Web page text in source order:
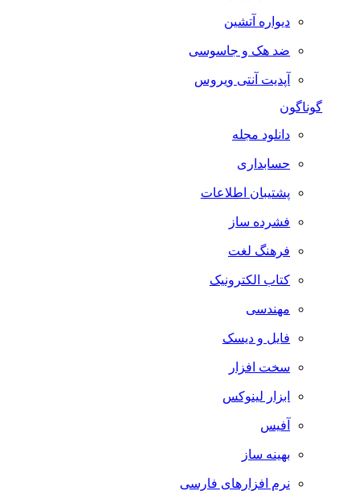
دیواره آتشین
ضد هک و جاسوسی
آپدیت آنتی ویروس
گوناگون
دانلود مجله
حسابداری
پشتیبان اطلاعات
فشرده ساز
فرهنگ لغت
کتاب الکترونیک
مهندسی
فایل و دیسک
سخت افزار
ابزار لینوکس
آفیس
بهینه ساز
نرم افزارهای فارسی